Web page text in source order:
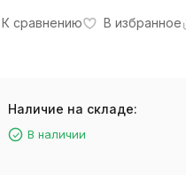
К сравнению В избранное
Наличие на складе:
В наличии